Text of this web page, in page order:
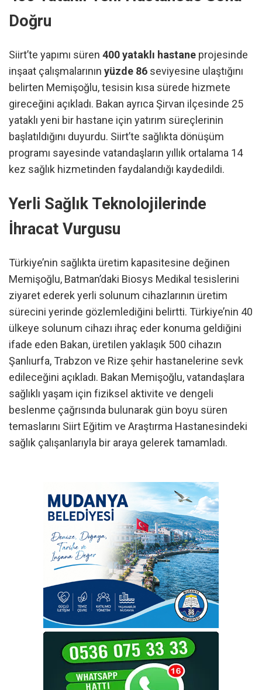
Doğru
Siirt’te yapımı süren 400 yataklı hastane projesinde
inşaat çalışmalarının yüzde 86 seviyesine ulaştığını
belirten Memişoğlu, tesisin kısa sürede hizmete
gireceğini açıkladı. Bakan ayrıca Şirvan ilçesinde 25
yataklı yeni bir hastane için yatırım süreçlerinin
başlatıldığını duyurdu. Siirt’te sağlıkta dönüşüm
programı sayesinde vatandaşların yıllık ortalama 14
kez sağlık hizmetinden faydalandığı kaydedildi.
Yerli Sağlık Teknolojilerinde
İhracat Vurgusu
Türkiye’nin sağlıkta üretim kapasitesine değinen
Memişoğlu, Batman’daki Biosys Medikal tesislerini
ziyaret ederek yerli solunum cihazlarının üretim
sürecini yerinde gözlemlediğini belirtti. Türkiye’nin 40
ülkeye solunum cihazı ihraç eder konuma geldiğini
ifade eden Bakan, üretilen yaklaşık 500 cihazın
Şanlıurfa, Trabzon ve Rize şehir hastanelerine sevk
edileceğini açıkladı. Bakan Memişoğlu, vatandaşlara
sağlıklı yaşam için fiziksel aktivite ve dengeli
beslenme çağrısında bulunarak gün boyu süren
temaslarını Siirt Eğitim ve Araştırma Hastanesindeki
sağlık çalışanlarıyla bir araya gelerek tamamladı.